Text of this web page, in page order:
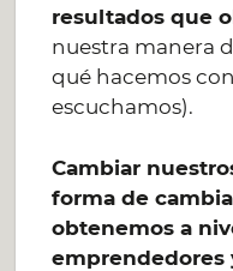
resultados que
nuestra manera
qué hacemos
escuchamos).
Cambiar
forma de
obtenemos a
emprendedores